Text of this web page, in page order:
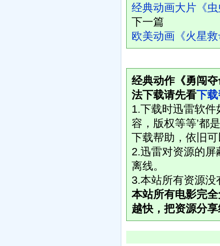
经典动画大片《
下一篇
欧美动画《火星
经典动作《勇闯
法下载请先看下
1.下载时迅雷软件
容，版权等等’都
下载帮助，依旧
2.迅雷对资源的
离线。
3.本站所有资源
本站所有电影完
越快，把资源分